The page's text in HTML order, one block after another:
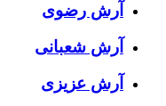
آرش رضوی
آرش شعبانی
آرش عزیزی